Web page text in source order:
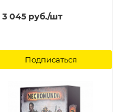
3 045 руб./шт
Подписаться